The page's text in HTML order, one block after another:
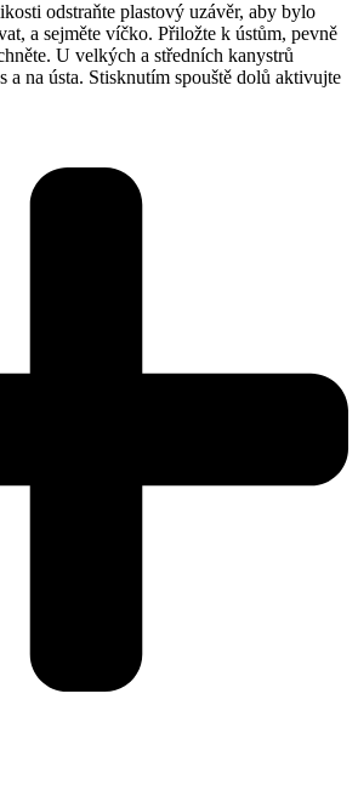
odstraňte plastový uzávěr, aby bylo
a sejměte víčko. Přiložte k ústům, pevně
U velkých a středních kanystrů
a na ústa. Stisknutím spouště dolů aktivujte